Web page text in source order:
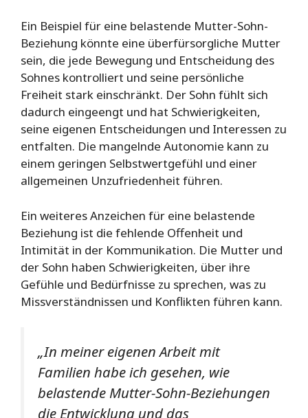
Ein Beispiel für eine belastende Mutter-Sohn-
Beziehung könnte eine überfürsorgliche Mutter
sein, die jede Bewegung und Entscheidung des
Sohnes kontrolliert und seine persönliche
Freiheit stark einschränkt. Der Sohn fühlt sich
dadurch eingeengt und hat Schwierigkeiten,
seine eigenen Entscheidungen und Interessen zu
entfalten. Die mangelnde Autonomie kann zu
einem geringen Selbstwertgefühl und einer
allgemeinen Unzufriedenheit führen.
Ein weiteres Anzeichen für eine belastende
Beziehung ist die fehlende Offenheit und
Intimität in der Kommunikation. Die Mutter und
der Sohn haben Schwierigkeiten, über ihre
Gefühle und Bedürfnisse zu sprechen, was zu
Missverständnissen und Konflikten führen kann.
„In meiner eigenen Arbeit mit
Familien habe ich gesehen, wie
belastende Mutter-Sohn-Beziehungen
die Entwicklung und das